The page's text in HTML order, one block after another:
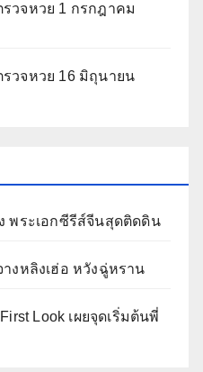
วจหวย 1 กรกฎาคม
วจหวย 16 มิถุนายน
พระเอกซีรีส์จีนสุดติดดิน
งหลิงเฮ่อ หวังฉู่หราน
Look เผยจุดเริ่มต้นพี่